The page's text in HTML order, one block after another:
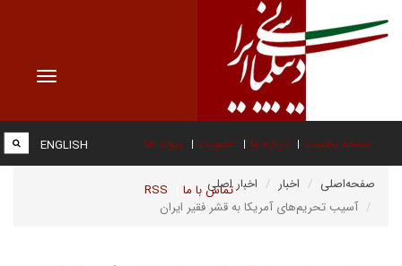
Toggle
صفحه نخست درباره ما عضویت پیوند ها
تماس با ما RSS
ENGLISH
صفحه‌اصلی اخبار
اخبار اصلی
آسیب تحریم‌های آمریکا به قشر فقیر ایران